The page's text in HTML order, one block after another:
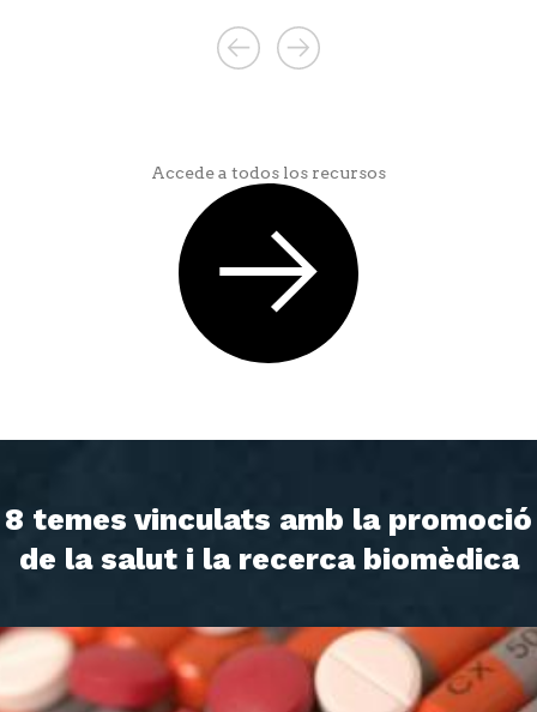
Accede a todos los recursos
8 temes vinculats amb la promoció
de la salut i la recerca biomèdica